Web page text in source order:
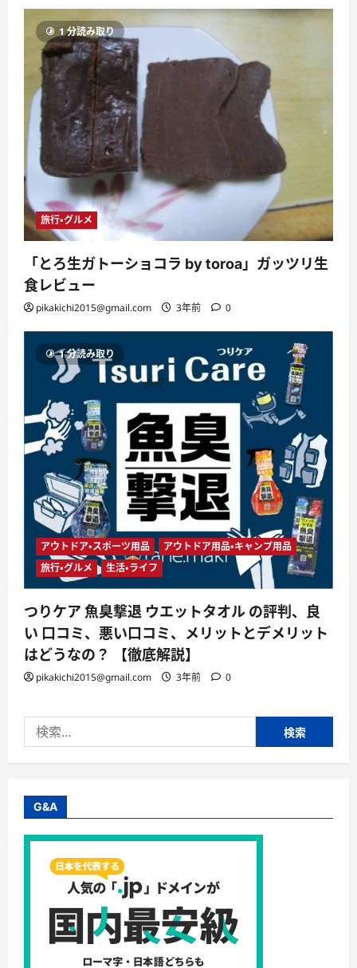
1 分読み取り
旅行・グルメ
「とろ生ガトーショコラ by toroa」ガッツリ生
食レビュー
pikakichi2015@gmail.com 3年前 0
1 分読み取り
アウトドア・スポーツ用品
アウトドア用品・キャンプ用品
旅行・グルメ
生活・ライフ
つりケア 魚臭撃退 ウエットタオル の評判、良
い 口コミ、悪い口コミ、メリットとデメリット
はどうなの？ 【徹底解説】
pikakichi2015@gmail.com 3年前 0
索:
G&A